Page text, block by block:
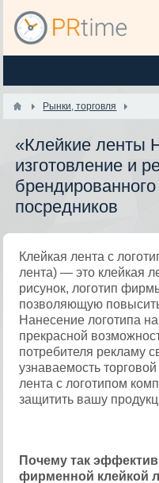
Рынки, торговля
«Клейкие ленты
изготовление и
брендированного
посредников
Клейкая лента с
лента) — это клейкая
рисунок, логотип
позволяющую
Нанесение логотипа
прекрасной
потребителя рекламу
узнаваемость
лента с логотипом
защитить вашу
Почему так
фирменной клейкой